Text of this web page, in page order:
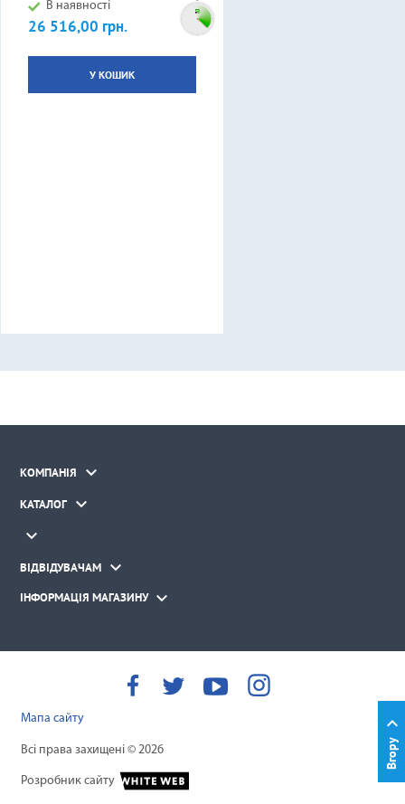
В наявності
Ціна
26 516,00 грн.
У КОШИК
Вгору

КОМПАНІЯ 
КАТАЛОГ 

ВІДВІДУВАЧАМ 
ІНФОРМАЦІЯ МАГАЗИНУ 
Мапа сайту
Всі права захищені © 2026
Розробник сайту